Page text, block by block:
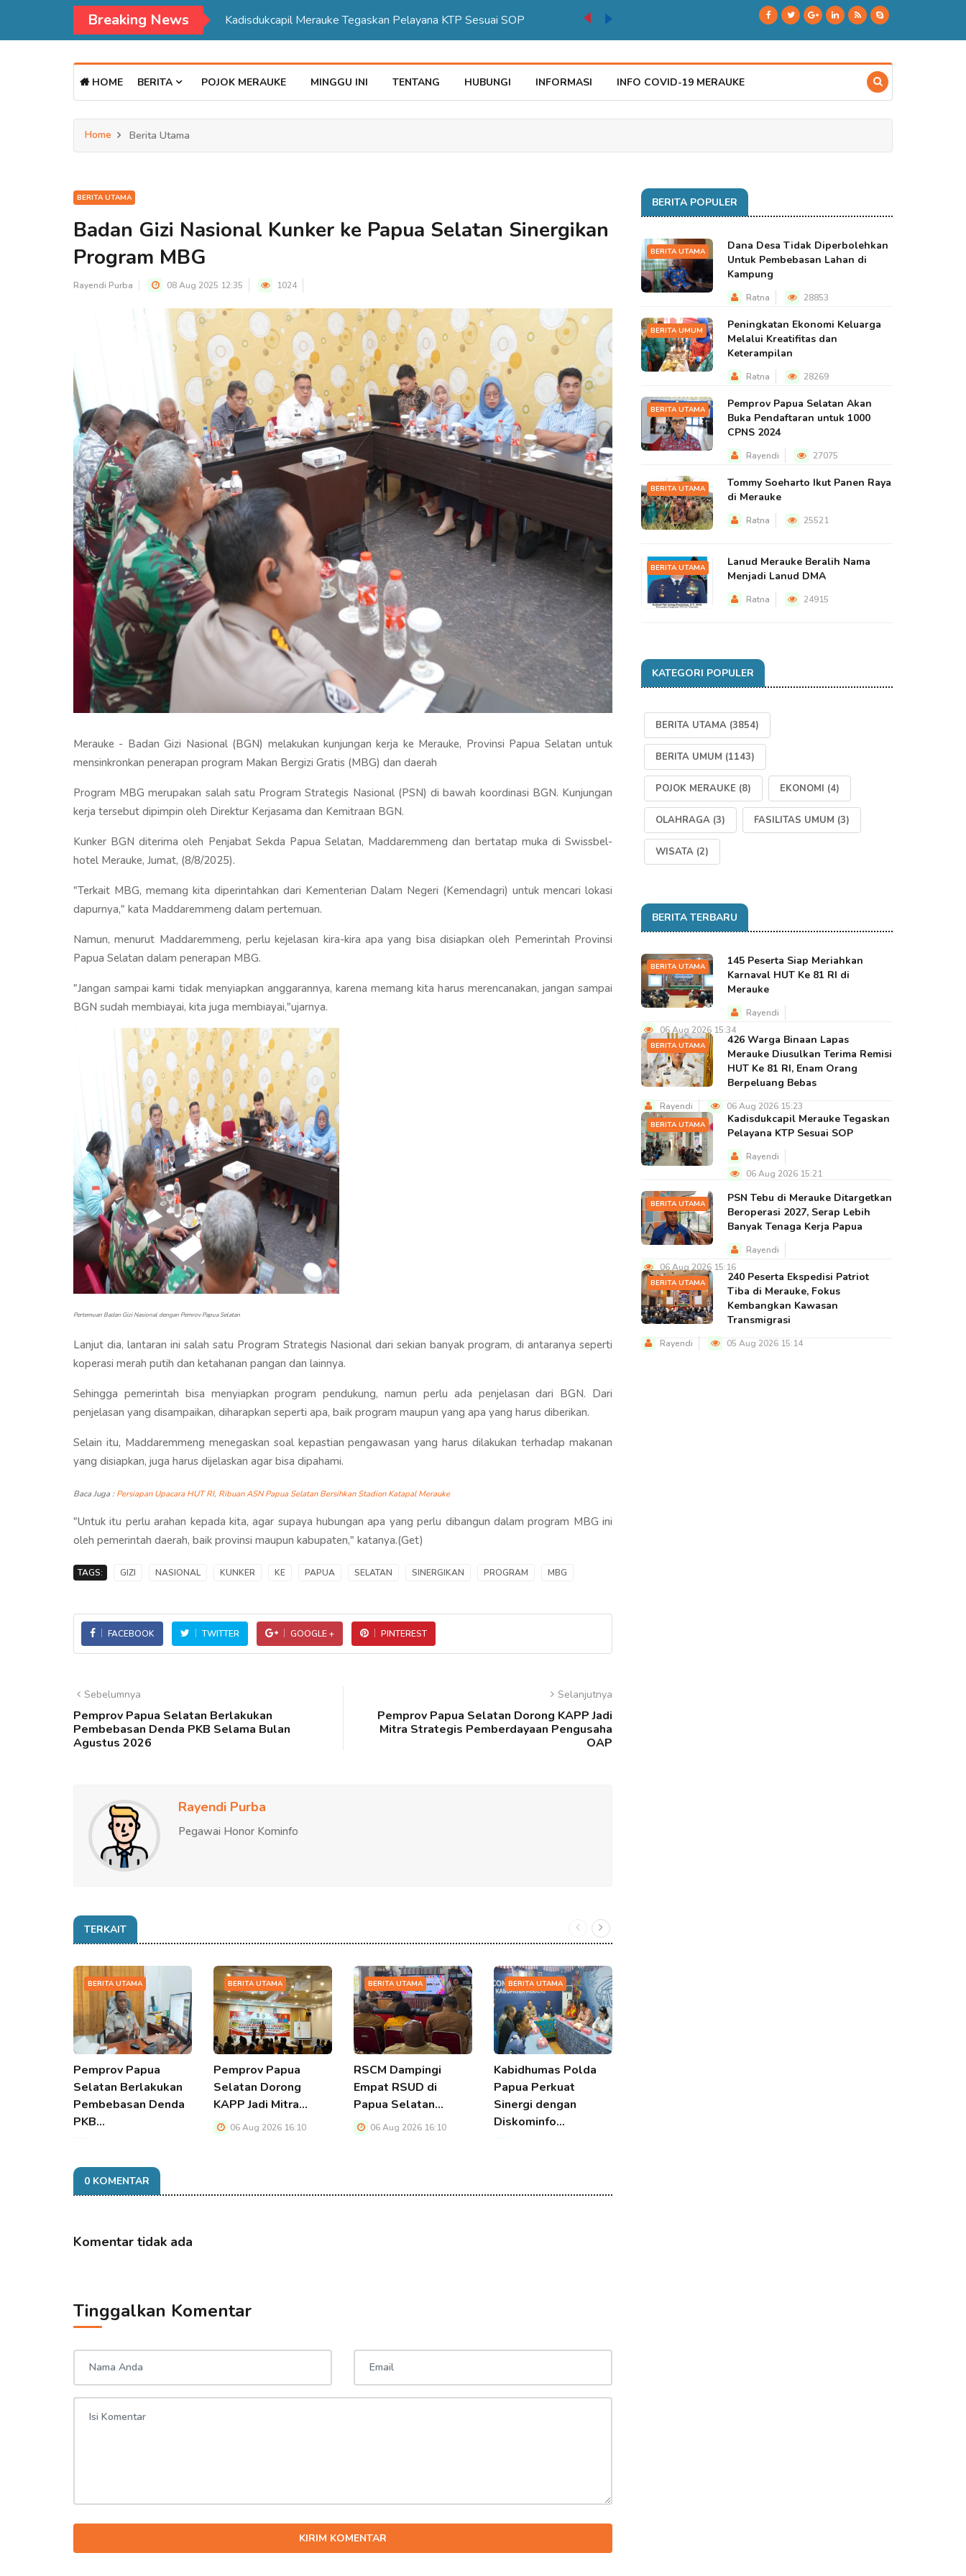
Breaking News Kadisdukcapil Merauke Tegaskan Pelayana KTP Sesuai SOP
HOME BERITA POJOK MERAUKE MINGGU INI TENTANG HUBUNGI INFORMASI INFO COVID-19 MERAUKE
Home Berita Utama
BERITA UTAMA
Badan Gizi Nasional Kunker ke Papua Selatan Sinergikan
Program MBG
Rayendi Purba 08 Aug 2025 12:35 1024
Merauke - Badan Gizi Nasional (BGN) melakukan kunjungan kerja ke Merauke, Provinsi Papua Selatan untuk
mensinkronkan penerapan program Makan Bergizi Gratis (MBG) dan daerah
Program MBG merupakan salah satu Program Strategis Nasional (PSN) di bawah koordinasi BGN. Kunjungan
kerja tersebut dipimpin oleh Direktur Kerjasama dan Kemitraan BGN.
Kunker BGN diterima oleh Penjabat Sekda Papua Selatan, Maddaremmeng dan bertatap muka di Swissbel-
hotel Merauke, Jumat, (8/8/2025).
"Terkait MBG, memang kita diperintahkan dari Kementerian Dalam Negeri (Kemendagri) untuk mencari lokasi
dapurnya," kata Maddaremmeng dalam pertemuan.
Namun, menurut Maddaremmeng, perlu kejelasan kira-kira apa yang bisa disiapkan oleh Pemerintah Provinsi
Papua Selatan dalam penerapan MBG.
"Jangan sampai kami tidak menyiapkan anggarannya, karena memang kita harus merencanakan, jangan sampai
BGN sudah membiayai, kita juga membiayai,"ujarnya.
Pertemuan Badan Gizi Nasional dengan Pemrov Papua Selatan
Lanjut dia, lantaran ini salah satu Program Strategis Nasional dari sekian banyak program, di antaranya seperti
koperasi merah putih dan ketahanan pangan dan lainnya.
Sehingga pemerintah bisa menyiapkan program pendukung, namun perlu ada penjelasan dari BGN. Dari
penjelasan yang disampaikan, diharapkan seperti apa, baik program maupun yang apa yang harus diberikan.
Selain itu, Maddaremmeng menegaskan soal kepastian pengawasan yang harus dilakukan terhadap makanan
yang disiapkan, juga harus dijelaskan agar bisa dipahami.
Baca Juga : Persiapan Upacara HUT RI, Ribuan ASN Papua Selatan Bersihkan Stadion Katapal Merauke
"Untuk itu perlu arahan kepada kita, agar supaya hubungan apa yang perlu dibangun dalam program MBG ini
oleh pemerintah daerah, baik provinsi maupun kabupaten," katanya.(Get)
TAGS: GIZI NASIONAL KUNKER KE PAPUA SELATAN SINERGIKAN PROGRAM MBG
FACEBOOK TWITTER GOOGLE + PINTEREST
Sebelumnya
Pemprov Papua Selatan Berlakukan
Pembebasan Denda PKB Selama Bulan
Agustus 2026
Selanjutnya
Pemprov Papua Selatan Dorong KAPP Jadi
Mitra Strategis Pemberdayaan Pengusaha
OAP
Rayendi Purba
Pegawai Honor Kominfo
TERKAIT
BERITA UTAMA
Pemprov Papua
Selatan Berlakukan
Pembebasan Denda
PKB…
BERITA UTAMA
Pemprov Papua
Selatan Dorong
KAPP Jadi Mitra…
06 Aug 2026 16:10
BERITA UTAMA
RSCM Dampingi
Empat RSUD di
Papua Selatan…
06 Aug 2026 16:10
BERITA UTAMA
Kabidhumas Polda
Papua Perkuat
Sinergi dengan
Diskominfo…
0 KOMENTAR
Komentar tidak ada
Tinggalkan Komentar
KIRIM KOMENTAR
BERITA POPULER
BERITA UTAMA
Dana Desa Tidak Diperbolehkan
Untuk Pembebasan Lahan di
Kampung
Ratna 28853
BERITA UMUM
Peningkatan Ekonomi Keluarga
Melalui Kreatifitas dan
Keterampilan
Ratna 28269
BERITA UTAMA
Pemprov Papua Selatan Akan
Buka Pendaftaran untuk 1000
CPNS 2024
Rayendi 27075
BERITA UTAMA
Tommy Soeharto Ikut Panen Raya
di Merauke
Ratna 25521
BERITA UTAMA
Lanud Merauke Beralih Nama
Menjadi Lanud DMA
Ratna 24915
KATEGORI POPULER
BERITA UTAMA (3854)
BERITA UMUM (1143)
POJOK MERAUKE (8) EKONOMI (4)
OLAHRAGA (3) FASILITAS UMUM (3)
WISATA (2)
BERITA TERBARU
BERITA UTAMA
145 Peserta Siap Meriahkan
Karnaval HUT Ke 81 RI di
Merauke
Rayendi
06 Aug 2026 15:34
BERITA UTAMA
426 Warga Binaan Lapas
Merauke Diusulkan Terima Remisi
HUT Ke 81 RI, Enam Orang
Berpeluang Bebas
Rayendi 06 Aug 2026 15:23
BERITA UTAMA
Kadisdukcapil Merauke Tegaskan
Pelayana KTP Sesuai SOP
Rayendi
06 Aug 2026 15:21
BERITA UTAMA
PSN Tebu di Merauke Ditargetkan
Beroperasi 2027, Serap Lebih
Banyak Tenaga Kerja Papua
Rayendi
06 Aug 2026 15:16
BERITA UTAMA
240 Peserta Ekspedisi Patriot
Tiba di Merauke, Fokus
Kembangkan Kawasan
Transmigrasi
Rayendi 05 Aug 2026 15:14